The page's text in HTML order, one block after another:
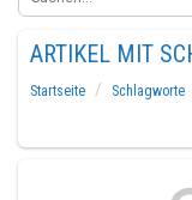
ARTIKEL MIT
Startseite Schlagworte